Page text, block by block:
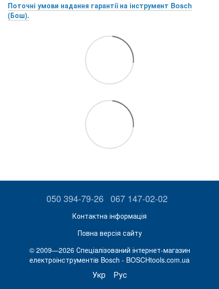
Поточні умови надання гарантії на інструмент Bosch
(Бош).
050 394-79-26 067 147-02-02
Контактна інформація
Повна версія сайту
© 2009—2026 Спеціалізований інтернет-магазин
електроінструментів Bosch - BOSCHtools.com.ua
Укр Рус